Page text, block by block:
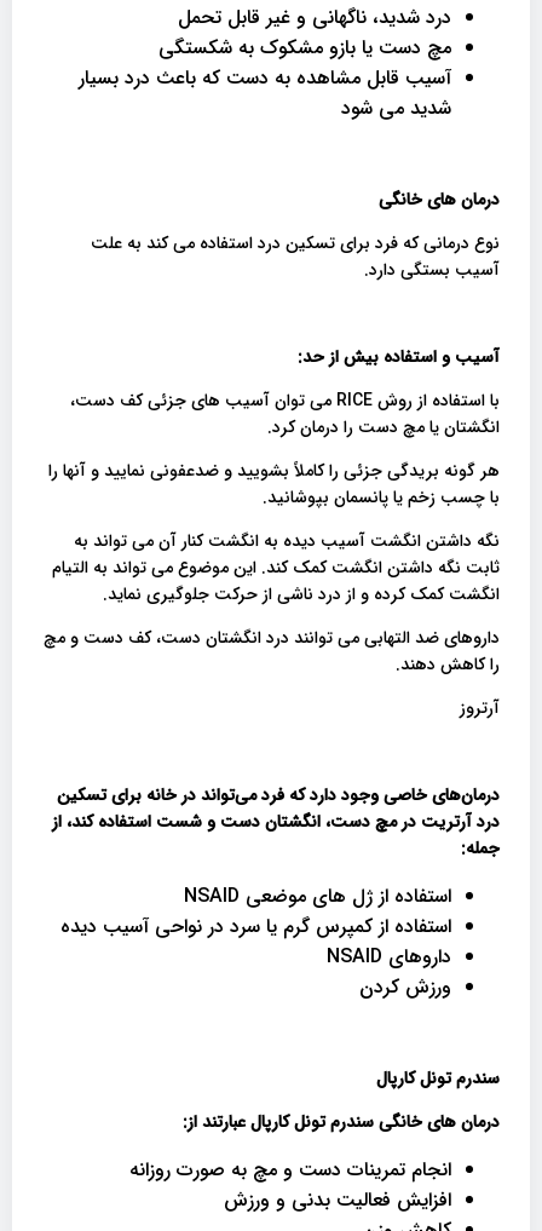
درد شدید، ناگهانی و غیر قابل تحمل
مچ دست یا بازو مشکوک به شکستگی
آسیب قابل مشاهده به دست که باعث درد بسیار
شدید می شود
درمان های خانگی
نوع درمانی که فرد برای تسکین درد استفاده می کند به علت
آسیب بستگی دارد.
آسیب و استفاده بیش از حد:
با استفاده از روش RICE می توان آسیب های جزئی کف دست،
انگشتان یا مچ دست را درمان کرد.
هر گونه بریدگی جزئی را کاملاً بشویید و ضدعفونی نمایید و آنها را
با چسب زخم یا پانسمان بپوشانید.
نگه داشتن انگشت آسیب دیده به انگشت کنار آن می تواند به
ثابت نگه داشتن انگشت کمک کند. این موضوع می تواند به التیام
انگشت کمک کرده و از درد ناشی از حرکت جلوگیری نماید.
داروهای ضد التهابی می توانند درد انگشتان دست، کف دست و مچ
را کاهش دهند.
آرتروز
درمان‌های خاصی وجود دارد که فرد می‌تواند در خانه برای تسکین
درد آرتریت در مچ دست، انگشتان دست و شست استفاده کند، از
جمله:
استفاده از ژل های موضعی NSAID
استفاده از کمپرس گرم یا سرد در نواحی آسیب دیده
داروهای NSAID
ورزش کردن
سندرم تونل کارپال
درمان های خانگی سندرم تونل کارپال عبارتند از:
انجام تمرینات دست و مچ به صورت روزانه
افزایش فعالیت بدنی و ورزش